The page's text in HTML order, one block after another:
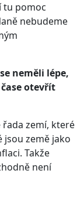
tu pomoc
nebudeme
neměli lépe,
otevřít
řada zemí, které
jsou země jako
Takže
není